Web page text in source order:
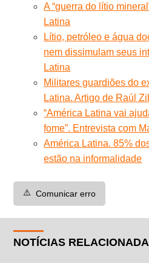
A “guerra do lítio
Latina
Lítio, petróleo e água
nem dissimulam seus
Latina
Militares guardiões do
Latina. Artigo de Raúl
“América Latina vai
fome”. Entrevista com
América Latina. 85%
estão na informalidade
⚠️ Comunicar erro
NOTÍCIAS